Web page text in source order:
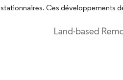
stationnaires. Ces développements